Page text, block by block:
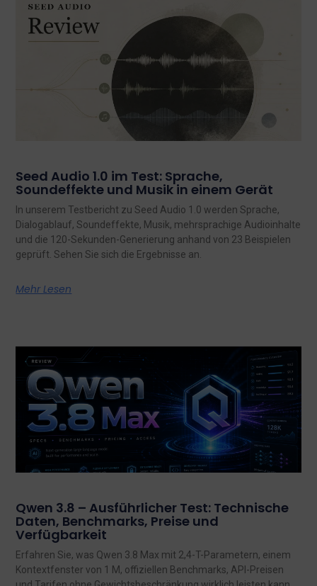
Seed Audio 1.0 im Test: Sprache,
Soundeffekte und Musik in einem Gerät
In unserem Testbericht zu Seed Audio 1.0 werden Sprache,
Dialogablauf, Soundeffekte, Musik, mehrsprachige Audioinhalte
und die 120-Sekunden-Generierung anhand von 23 Beispielen
geprüft. Sehen Sie sich die Ergebnisse an.
Mehr Lesen
Qwen 3.8 – Ausführlicher Test: Technische
Daten, Benchmarks, Preise und
Verfügbarkeit
Erfahren Sie, was Qwen 3.8 Max mit 2,4-T-Parametern, einem
Kontextfenster von 1 M, offiziellen Benchmarks, API-Preisen